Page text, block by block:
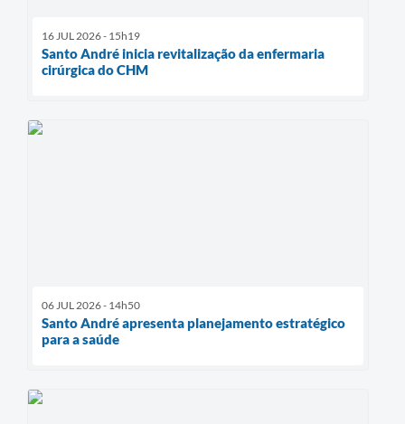
16 JUL 2026 - 15h19
Santo André inicia revitalização da enfermaria
cirúrgica do CHM
06 JUL 2026 - 14h50
Santo André apresenta planejamento estratégico
para a saúde